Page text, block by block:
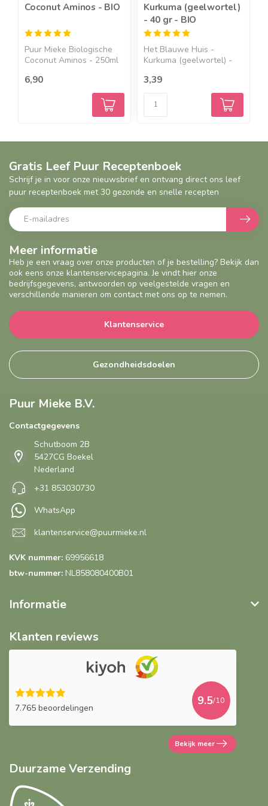
Coconut Aminos - BIO
Puur Mieke Biologische
Coconut Aminos - 250ml
6,90
Kurkuma (geelwortel)
- 40 gr - BIO
Het Blauwe Huis -
Kurkuma (geelwortel) -
3,39
Meer informatie
Heb je een vraag over onze producten of je bestelling? Bekijk dan
ook eens onze klantenservicepagina. Je vindt hier onze
bedrijfsgegevens, antwoorden op veelgestelde vragen en
verschillende manieren om contact met ons op te nemen.
Klantenservice
Gezondheidsdoelen
Gratis Leef Puur Receptenboek
Schrijf je in voor onze nieuwsbrief en ontvang direct ons leef
puur receptenboek met 30 gezonde en snelle recepten
Puur Mieke B.V.
Contactgegevens
Schutboom 2B
5427CG Boekel
Nederland
+31 853030730
WhatsApp
klantenservice@puurmieke.nl
KVK nummer: 69956618
btw-nummer: NL858080400B01
Informatie
Klanten reviews
7.765 beoordelingen
9.5/10
Bekijk meer
Duurzame Verzending